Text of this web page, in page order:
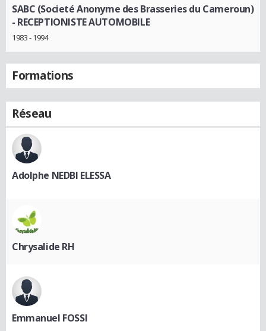
SABC (Societé Anonyme des Brasseries du Cameroun)
- RECEPTIONISTE AUTOMOBILE
1983 - 1994
Formations
Réseau
Adolphe NEDBI ELESSA
Chrysalide RH
Emmanuel FOSSI